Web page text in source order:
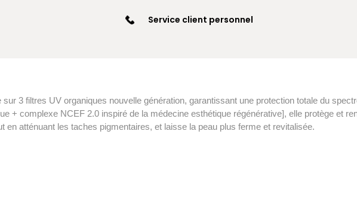
Service client personnel
3 filtres UV organiques nouvelle génération, garantissant une protection totale du
+ complexe NCEF 2.0 inspiré de la médecine esthétique régénérative], elle protège et
en atténuant les taches pigmentaires, et laisse la peau plus ferme et revitalisée.